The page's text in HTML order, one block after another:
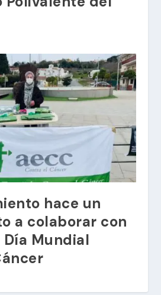
hace un
a colaborar con
Día Mundial